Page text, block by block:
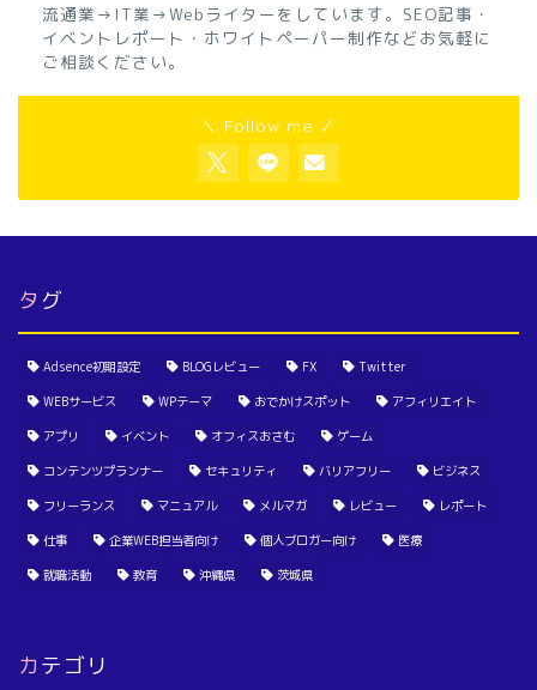
流通業→IT業→Webライターをしています。SEO記事・
イベントレポート・ホワイトペーパー制作などお気軽に
ご相談ください。
＼ Follow me ／
タグ
Adsence初期設定 BLOGレビュー FX Twitter
WEBサービス WPテーマ おでかけスポット アフィリエイト
アプリ イベント オフィスおさむ ゲーム
コンテンツプランナー セキュリティ バリアフリー ビジネス
フリーランス マニュアル メルマガ レビュー レポート
仕事 企業WEB担当者向け 個人ブロガー向け 医療
就職活動 教育 沖縄県 茨城県
カテゴリ